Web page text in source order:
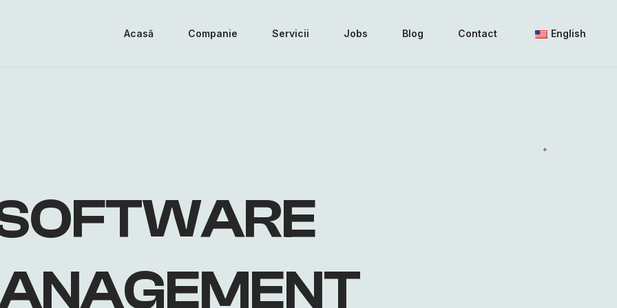
Acasă Companie Servicii Jobs Blog Contact English